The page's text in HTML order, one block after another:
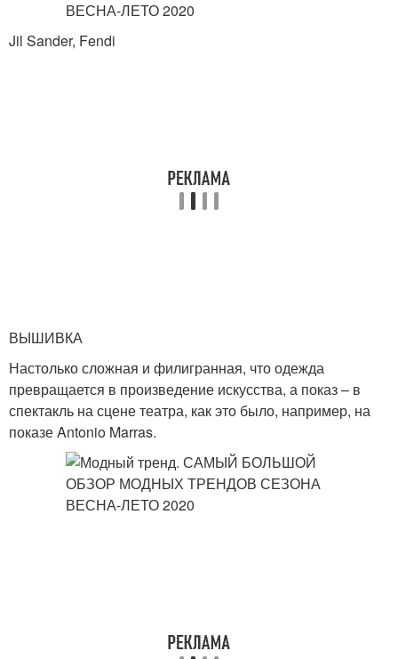
Jil Sander, Fendi
ВЫШИВКА
Настолько сложная и филигранная, что одежда
превращается в произведение искусства, а показ – в
спектакль на сцене театра, как это было, например, на
показе Antonio Marras.